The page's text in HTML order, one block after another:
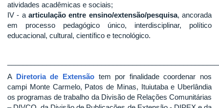
atividades acadêmicas e sociais;
IV - a articulação entre ensino/extensão/pesquisa, ancorada
em processo pedagógico único, interdisciplinar, político
educacional, cultural, científico e tecnológico.
A Diretoria de Extensãotem por finalidade coordenar nos
campi Monte Carmelo, Patos de Minas, Ituiutaba e Uberlândia
os programas de trabalho da Divisão de Relações Comunitárias